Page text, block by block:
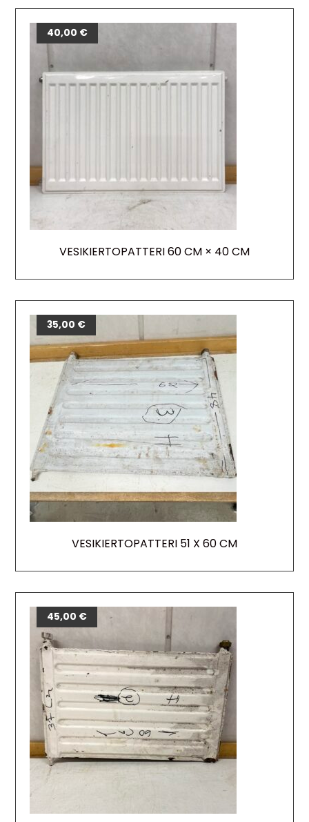
VESIKIERTOPATTERI 60 CM × 40 CM
40,00 €
VESIKIERTOPATTERI 51 X 60 CM
35,00 €
45,00 €